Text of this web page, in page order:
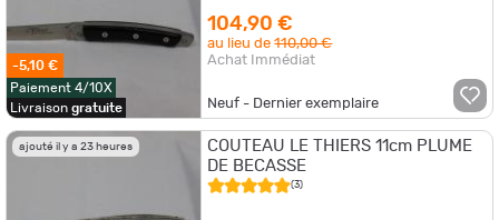
-5,10 €
Paiement 4/10X
Livraison gratuite
104,90 €
au lieu de110,00 €
Achat Immédiat
Neuf - Dernier exemplaire
ajouté il y a 23 heures
COUTEAU LE THIERS 11cm PLUME
DE BECASSE
(3)